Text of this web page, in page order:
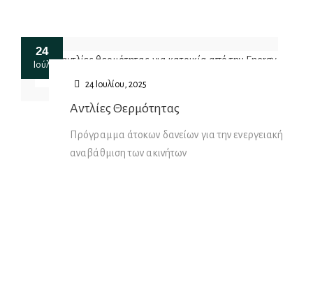
24
Ιούλ
24 Ιουλίου, 2025
Αντλίες Θερμότητας
Πρόγραμμα άτοκων δανείων για την ενεργειακή
αναβάθμιση των ακινήτων